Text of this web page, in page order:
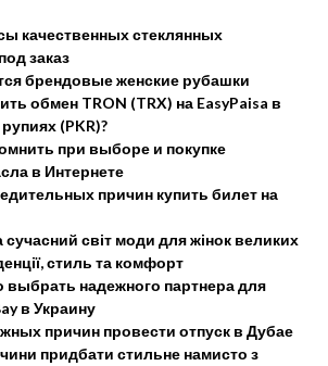
качественных стеклянных
заказ
брендовые женские рубашки
обмен TRON (TRX) на EasyPaisa в
(PKR)?
при выборе и покупке
в Интернете
причин купить билет на
сучасний світ моди для жінок великих
стиль та комфорт
выбрать надежного партнера для
в Украину
причин провести отпуск в Дубае
придбати стильне намисто з